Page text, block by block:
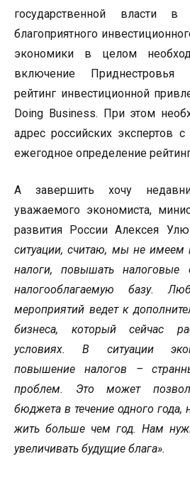
государственной власти в
благоприятного
экономики в целом
включение
рейтинг инвестиционной
Doing Business. При этом
адрес российских экспертов
ежегодное определение
А завершить хочу
уважаемого экономиста,
развития России Алексея
ситуации, считаю, мы не имеем
налоги, повышать налоговые
налогооблагаемую базу.
мероприятий ведет к
бизнеса, который сейчас
условиях. В ситуации
повышение налогов –
проблем. Это может
бюджета в течение одного
жить больше чем год. Нам
увеличивать будущие блага».